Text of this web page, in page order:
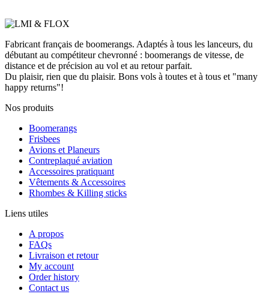
Fabricant français de boomerangs. Adaptés à tous les lanceurs, du
débutant au compétiteur chevronné : boomerangs de vitesse, de
distance et de précision au vol et au retour parfait.
Du plaisir, rien que du plaisir. Bons vols à toutes et à tous et "many
happy returns"!
Nos produits
Boomerangs
Frisbees
Avions et Planeurs
Contreplaqué aviation
Accessoires pratiquant
Vêtements & Accessoires
Rhombes & Killing sticks
Liens utiles
A propos
FAQs
Livraison et retour
My account
Order history
Contact us